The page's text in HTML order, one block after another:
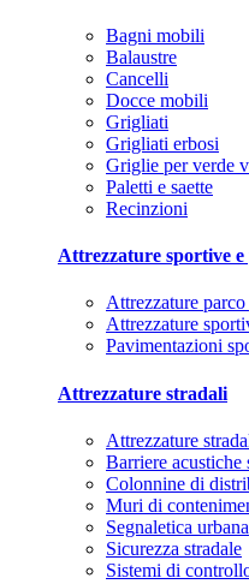
Bagni mobili
Balaustre
Cancelli
Docce mobili
Grigliati
Grigliati erbosi
Griglie per verde
Paletti e saette
Recinzioni
Attrezzature sportive
Attrezzature
Attrezzature
Pavimentazioni
Attrezzature stradali
Attrezzature
Barriere acustiche
Colonnine di
Muri di
Segnaletica urbana
Sicurezza stradale
Sistemi di